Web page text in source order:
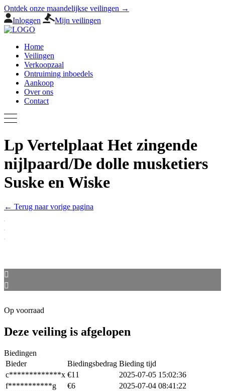
Ontdek onze maandelijkse veilingen →
Inloggen
Mijn veilingen
Home
Veilingen
Verkoopzaal
Ontruiming inboedels
Aankoop
Over ons
Contact
Lp Vertelplaat Het zingende
nijlpaard/De dolle musketiers
Suske en Wiske
← Terug naar vorige pagina
Op voorraad
Deze veiling is afgelopen
Biedingen
Bieder
Biedingsbedrag Bieding tijd
c*************x €11
2025-07-05 15:02:36
f***********g
€6
2025-07-04 08:41:22